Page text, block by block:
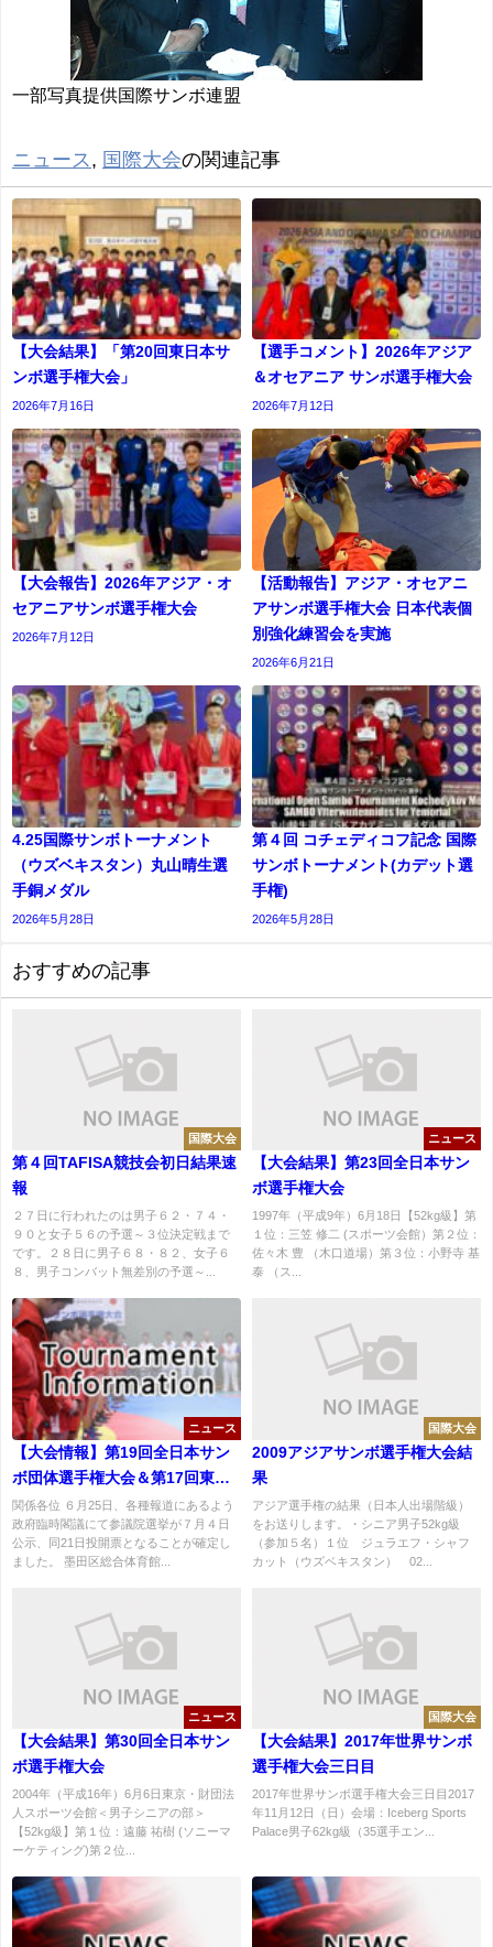
一部写真提供国際サンボ連盟
ニュース , 国際大会の関連記事
【大会結果】「第20回東日本サ
ンボ選手権大会」
2026年7月16日
【選手コメント】2026年アジア
＆オセアニア サンボ選手権大会
2026年7月12日
【大会報告】2026年アジア・オ
セアニアサンボ選手権大会
2026年7月12日
【活動報告】アジア・オセアニ
アサンボ選手権大会 日本代表個
別強化練習会を実施
2026年6月21日
4.25国際サンボトーナメント
（ウズベキスタン）丸山晴生選
手銅メダル
2026年5月28日
第４回 コチェディコフ記念 国際
サンボトーナメント(カデット選
⼿権)
2026年5月28日
おすすめの記事
国際大会
第４回TAFISA競技会初日結果速
報
２７日に行われたのは男子６２・７４・
９０と女子５６の予選～３位決定戦まで
です。２８日に男子６８・８２、女子６
８、男子コンバット無差別の予選～...
ニュース
【大会結果】第23回全日本サン
ボ選手権大会
1997年（平成9年）6月18日【52kg級】第
１位：三笠 修二 (スポーツ会館）第２位：
佐々木 豊 （木口道場）第３位：小野寺 基
泰 （ス...
ニュース
【大会情報】第19回全日本サン
ボ団体選手権大会＆第17回東日
本サンボ選手権大会中止のお知
らせ
関係各位 ６月25日、各種報道にあるよう
政府臨時閣議にて参議院選挙が７月４日
公示、同21日投開票となることが確定し
ました。 墨田区総合体育館...
国際大会
2009アジアサンボ選手権大会結
果
アジア選手権の結果（日本人出場階級）
をお送りします。・シニア男子52kg級
（参加５名）１位 ジュラエフ・シャフ
カット（ウズベキスタン） 02...
ニュース
【大会結果】第30回全日本サン
ボ選手権大会
2004年（平成16年）6月6日東京・財団法
人スポーツ会館＜男子シニアの部＞
【52kg級】第１位：遠藤 祐樹 (ソニーマ
ーケティング)第２位...
国際大会
【大会結果】2017年世界サンボ
選手権大会三日目
2017年世界サンボ選手権大会三日目2017
年11月12日（日）会場：Iceberg Sports
Palace男子62kg級（35選手エン...